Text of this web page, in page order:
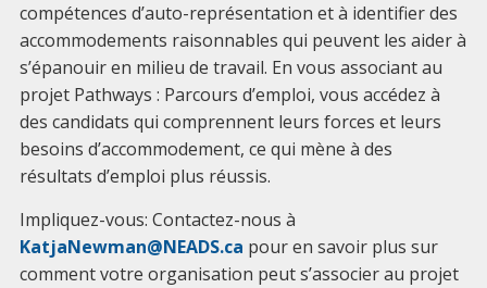
compétences d’auto-représentation et à identifier des
accommodements raisonnables qui peuvent les aider à
s’épanouir en milieu de travail. En vous associant au
projet Pathways : Parcours d’emploi, vous accédez à
des candidats qui comprennent leurs forces et leurs
besoins d’accommodement, ce qui mène à des
résultats d’emploi plus réussis.
Impliquez-vous: Contactez-nous à
KatjaNewman@NEADS.ca pour en savoir plus sur
comment votre organisation peut s’associer au projet